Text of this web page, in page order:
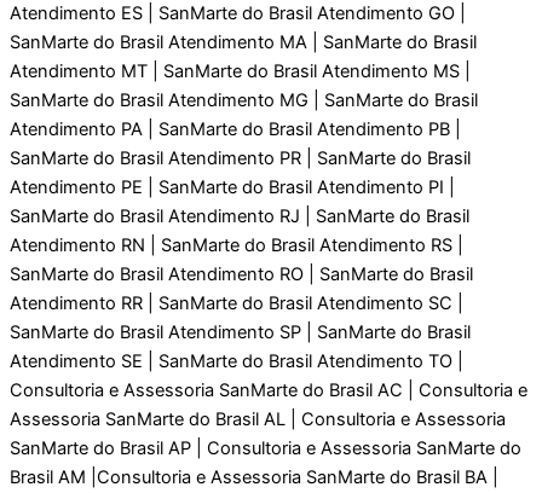
Atendimento ES | SanMarte do Brasil Atendimento GO |
SanMarte do Brasil Atendimento MA | SanMarte do Brasil
Atendimento MT | SanMarte do Brasil Atendimento MS |
SanMarte do Brasil Atendimento MG | SanMarte do Brasil
Atendimento PA | SanMarte do Brasil Atendimento PB |
SanMarte do Brasil Atendimento PR | SanMarte do Brasil
Atendimento PE | SanMarte do Brasil Atendimento PI |
SanMarte do Brasil Atendimento RJ | SanMarte do Brasil
Atendimento RN | SanMarte do Brasil Atendimento RS |
SanMarte do Brasil Atendimento RO | SanMarte do Brasil
Atendimento RR | SanMarte do Brasil Atendimento SC |
SanMarte do Brasil Atendimento SP | SanMarte do Brasil
Atendimento SE | SanMarte do Brasil Atendimento TO |
Consultoria e Assessoria SanMarte do Brasil AC | Consultoria e
Assessoria SanMarte do Brasil AL | Consultoria e Assessoria
SanMarte do Brasil AP | Consultoria e Assessoria SanMarte do
Brasil AM |Consultoria e Assessoria SanMarte do Brasil BA |